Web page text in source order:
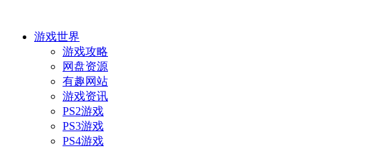
游戏世界
游戏攻略
网盘资源
有趣网站
游戏资讯
PS2游戏
PS3游戏
PS4游戏